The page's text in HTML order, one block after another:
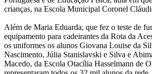
crianças, na Escola Municipal Coronel
Além de Maria Eduarda, que fez o teste de
equipamento para cadeirantes da Rota da
os uniformes os alunos Giovana Louise da
Nascimento, Júlia Stanislavski e Silva e
Macedo, da Escola Otacília Hasselmann de